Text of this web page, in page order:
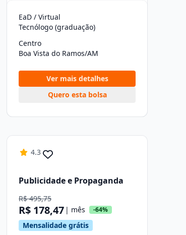
EaD / Virtual
Tecnólogo (graduação)
Centro
Boa Vista do Ramos/AM
Ver mais detalhes
Quero esta bolsa
4.3
Publicidade e Propaganda
R$ 495,75
R$ 178,47 | mês -64%
Mensalidade grátis